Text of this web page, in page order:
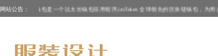
网站公告：
ImToken钱包是一个以太坊钱包应用程序,imToken 全球领先的区块链钱包，为用